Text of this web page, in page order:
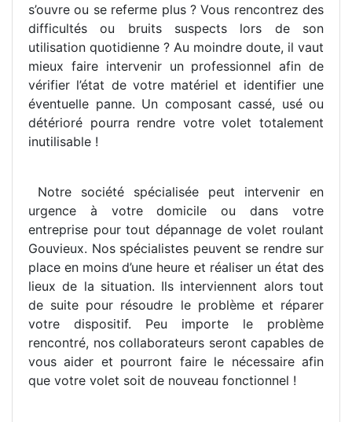
s’ouvre ou se referme plus ? Vous rencontrez des
difficultés ou bruits suspects lors de son
utilisation quotidienne ? Au moindre doute, il vaut
mieux faire intervenir un professionnel afin de
vérifier l’état de votre matériel et identifier une
éventuelle panne. Un composant cassé, usé ou
détérioré pourra rendre votre volet totalement
inutilisable !
Notre société spécialisée peut intervenir en
urgence à votre domicile ou dans votre
entreprise pour tout dépannage de volet roulant
Gouvieux. Nos spécialistes peuvent se rendre sur
place en moins d’une heure et réaliser un état des
lieux de la situation. Ils interviennent alors tout
de suite pour résoudre le problème et réparer
votre dispositif. Peu importe le problème
rencontré, nos collaborateurs seront capables de
vous aider et pourront faire le nécessaire afin
que votre volet soit de nouveau fonctionnel !